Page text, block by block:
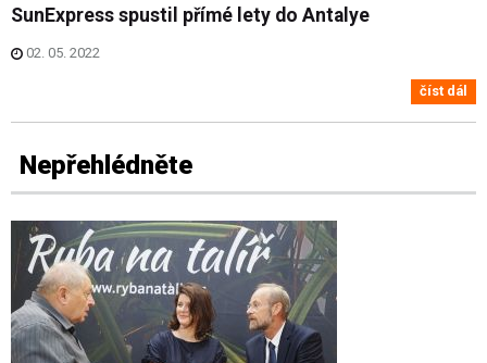
SunExpress spustil přímé lety do Antalye
02. 05. 2022
číst dál
Nepřehlédněte